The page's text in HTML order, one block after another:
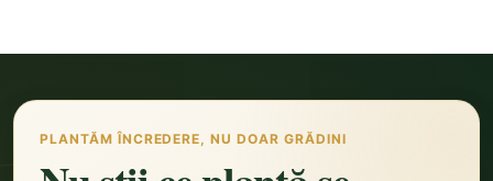
PLANTĂM ÎNCREDERE, NU DOAR GRĂDINI